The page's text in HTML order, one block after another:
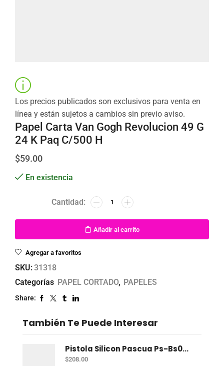
Los precios publicados son exclusivos para venta en
línea y están sujetos a cambios sin previo aviso.
Papel Carta Van Gogh Revolucion 49 G
24 K Paq C/500 H
$59.00
En existencia
Añadir al carrito
Agregar a favoritos
SKU:31318
Categorías PAPEL CORTADO, PAPELES
Share:
También Te Puede Interesar
Pistola Silicon Pascua Ps-Bs003 P/Silicon C/Base
$208.00